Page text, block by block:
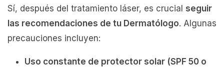
Sí, después del tratamiento láser, es crucial seguir
las recomendaciones de tu Dermatólogo. Algunas
precauciones incluyen:
Uso constante de protector solar (SPF 50 o